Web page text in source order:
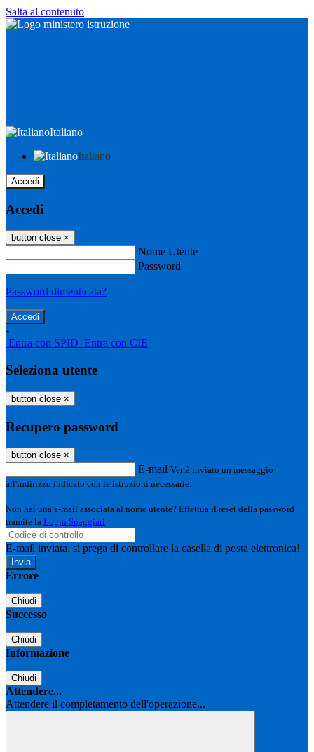
Salta al contenuto
Italiano
Italiano
Accedi
Accedi
button close ×
Nome Utente
Password
Password dimenticata?
-
Entra con SPID Entra con CIE
Seleziona utente
button close ×
Recupero password
button close ×
E-mail Verrà inviato un messaggio
all'indirizzo indicato con le istruzioni necessarie.
Non hai una e-mail associata al nome utente? Effettua il reset della password
tramite la Login Spaggiari
E-mail inviata, si prega di controllare la casella di posta elettronica!
Errore
Chiudi
Successo
Chiudi
Informazione
Chiudi
Attendere...
Attendere il completamento dell'operazione...